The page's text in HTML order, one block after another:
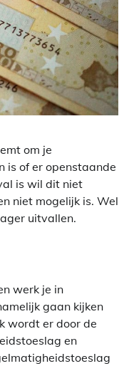
om je
is of er openstaande
is wil dit niet
niet mogelijk is. Wel
uitvallen.
werk je in
gaan kijken
wordt er door de
en